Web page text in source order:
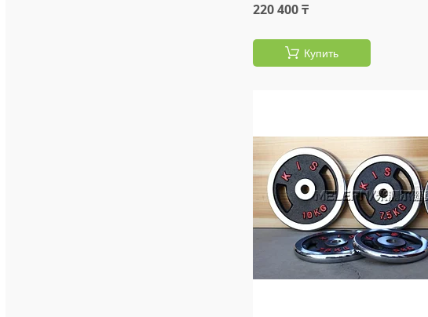
220 400 ₸
Купить